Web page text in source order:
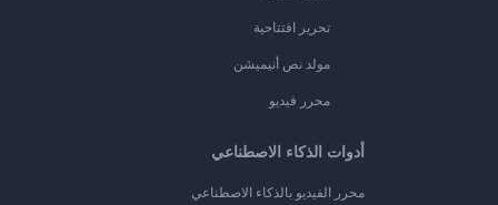
تحرير افتتاحية
مولد نص أنيميشن
محرر فيديو
أدوات الذكاء الاصطناعي
محرر الفيديو بالذكاء الاصطناعي